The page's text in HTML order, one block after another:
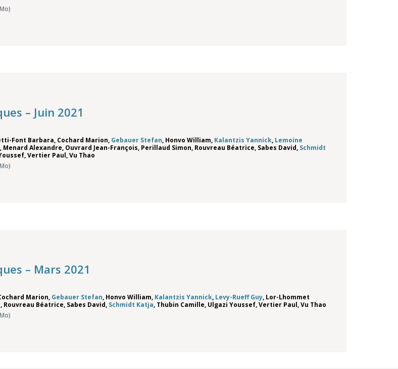
– Juin 2021
Font Barbara, Cochard Marion, Gebauer Stefan, Honvo William, Kalantzis Yannick, Lemoine
, Menard Alexandre, Ouvrard Jean-François, Perillaud Simon, Rouvreau Béatrice, Sabes David, Schmidt
,Vertier Paul,Vu Thao
– Mars 2021
Marion, Gebauer Stefan, Honvo William, Kalantzis Yannick, Levy-Rueff Guy, Lor-Lhommet
, Rouvreau Béatrice, Sabes David, Schmidt Katja, Thubin Camille, Ulgazi Youssef,Vertier Paul,Vu Thao